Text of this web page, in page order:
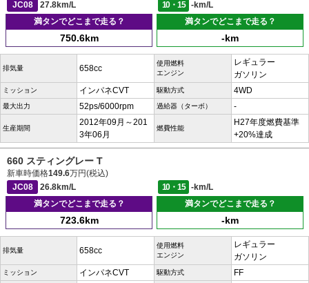
JC08 27.8km/L 10・15
-km/L
満タンでどこまで走る？
750.6km
満タンでどこまで走る？
-km
排気量 658cc
使用燃料
エンジン
レギュラー
ガソリン
ミッション インパネCVT 駆動方式 4WD
最大出力 52ps/6000rpm 過給器（ターボ） -
生産期間
2012年09月～201
3年06月
燃費性能
H27年度燃費基準
+20%達成
660 スティングレー T
新車時価格149.6万円(税込)
JC08
26.8km/L 10・15
-km/L
満タンでどこまで走る？
723.6km
満タンでどこまで走る？
-km
排気量 658cc
使用燃料
エンジン
レギュラー
ガソリン
ミッション インパネCVT 駆動方式 FF